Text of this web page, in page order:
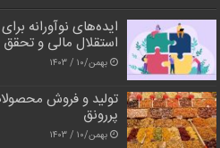
ایده‌های نوآورانه
استقلال مالی و تحقق
بهمن/۱۰ / ۱۴۰۳
تولید و فروش
پررونق
بهمن/۱۰ / ۱۴۰۳